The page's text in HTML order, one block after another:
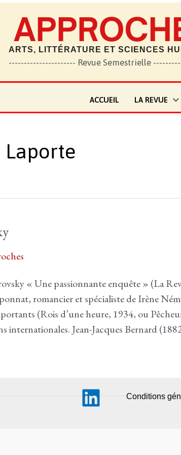
ARTS, LITTÉRATURE ET SCIENCES
---------------------- Revue Semestrielle
ACCUEIL LA REVUE
Laporte
« Une passionnante enquête » (La
romancier et spécialiste de Irène
(Rois d’une heure, 1934, ou
internationales. Jean-Jacques Bernard
Conditions